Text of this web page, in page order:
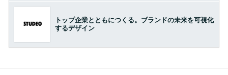
トップ企業とともにつくる。ブランドの未来を可視化
するデザイン